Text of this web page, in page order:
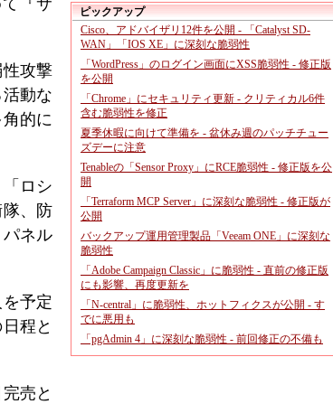
『サ
攻撃
動な
的に
ロシ
、防
ネル
予定
程と
売と
ピックアップ
Cisco、アドバイザリ12件を公開 - 「Catalyst SD-
WAN」「IOS XE」に深刻な脆弱性
「WordPress」のログイン画面にXSS脆弱性 - 修正版
を公開
「Chrome」にセキュリティ更新 - クリティカル6件
含む脆弱性を修正
夏季休暇に向けて準備を - 盆休み週のパッチチュー
ズデーに注意
Tenableの「Sensor Proxy」にRCE脆弱性 - 修正版を公
開
「Terraform MCP Server」に深刻な脆弱性 - 修正版が
公開
バックアップ運用管理製品「Veeam ONE」に深刻な
脆弱性
「Adobe Campaign Classic」に脆弱性 - 直前の修正版
にも影響、再度更新を
「N-central」に脆弱性、ホットフィクスが公開 - す
でに悪用も
「pgAdmin 4」に深刻な脆弱性 - 前回修正の不備も